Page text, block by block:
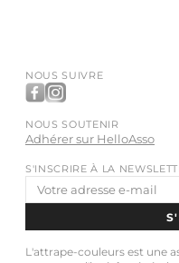
NOUS SUIVRE
NOUS SOUTENIR
Adhérer sur HelloAsso
S'INSCRIRE À LA
Adresse
e-
mail
L'attrape-couleurs est une